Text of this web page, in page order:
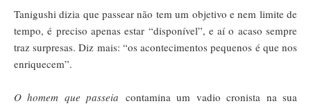
Tanigushi dizia que passear não tem um objetivo e nem limite de
tempo, é preciso apenas estar “disponível”, e aí o acaso sempre
traz surpresas. Diz mais: “os acontecimentos pequenos é que nos
enriquecem”.
O homem que passeia contamina um vadio cronista na sua